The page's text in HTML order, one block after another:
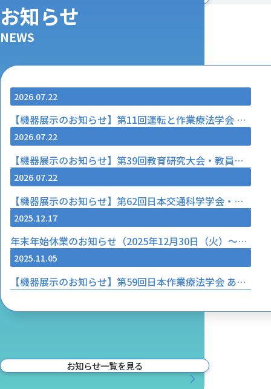
お知らせ
NEWS
2026.07.22
【機器展示のお知らせ】第11回運転と作業療法学会 名古屋葵大学 2026年9月26日（土）～27日（日）
2026.07.22
【機器展示のお知らせ】第39回教育研究大会・教員研修会 高知リハビリテーション専門職大学 2026年9月26日（土）～27日（日）
2026.07.22
【機器展示のお知らせ】第62回日本交通科学学会・学術講演会 一橋講堂 2026年9月15日（火）～17日（木）
2025.12.17
年末年始休業のお知らせ（2025年12月30日（火）～2026年1月4日（日）まで）
2025.11.05
【機器展示のお知らせ】第59回日本作業療法学会 あなぶきアリーナ香川 2025年11月7‐8日
お知らせ一覧を見る